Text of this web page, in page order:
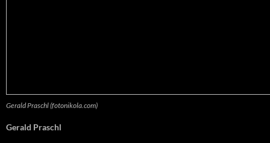
Gerald Praschl (fotonikola.com)
Gerald Praschl